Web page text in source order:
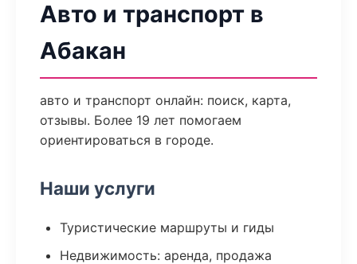
Авто и транспорт в
Абакан
авто и транспорт онлайн: поиск, карта,
отзывы. Более 19 лет помогаем
ориентироваться в городе.
Наши услуги
Туристические маршруты и гиды
Недвижимость: аренда, продажа